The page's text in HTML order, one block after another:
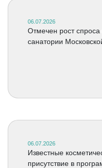
06.07.2026
Отмечен рост
санатории
06.07.2026
Известные
присутствие в